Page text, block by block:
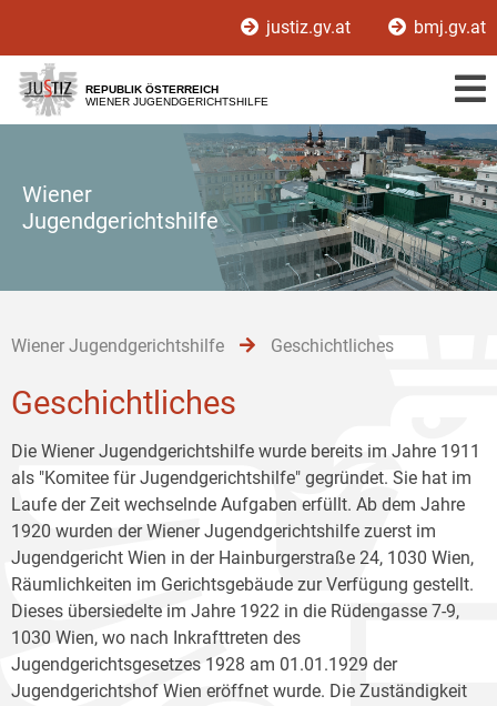
[1]
[2]
[3]
justiz.gv.at bmj.gv.at
REPUBLIK ÖSTERREICH
WIENER JUGENDGERICHTSHILFE
Wiener
Jugendgerichtshilfe
Wiener Jugendgerichtshilfe Geschichtliches
Geschichtliches
Die Wiener Jugendgerichtshilfe wurde bereits im Jahre 1911
als "Komitee für Jugendgerichtshilfe" gegründet. Sie hat im
Laufe der Zeit wechselnde Aufgaben erfüllt. Ab dem Jahre
1920 wurden der Wiener Jugendgerichtshilfe zuerst im
Jugendgericht Wien in der Hainburgerstraße 24, 1030 Wien,
Räumlichkeiten im Gerichtsgebäude zur Verfügung gestellt.
Dieses übersiedelte im Jahre 1922 in die Rüdengasse 7-9,
1030 Wien, wo nach Inkrafttreten des
Jugendgerichtsgesetzes 1928 am 01.01.1929 der
Jugendgerichtshof Wien eröffnet wurde. Die Zuständigkeit